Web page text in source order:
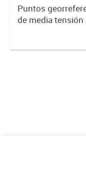
Puntos
de media